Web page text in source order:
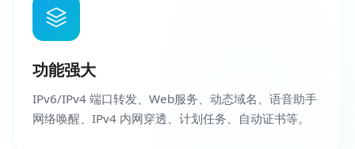
功能强大
IPv6/IPv4 端口转发、Web服务、动态域名、语音助手
网络唤醒、IPv4 内网穿透、计划任务、自动证书等。